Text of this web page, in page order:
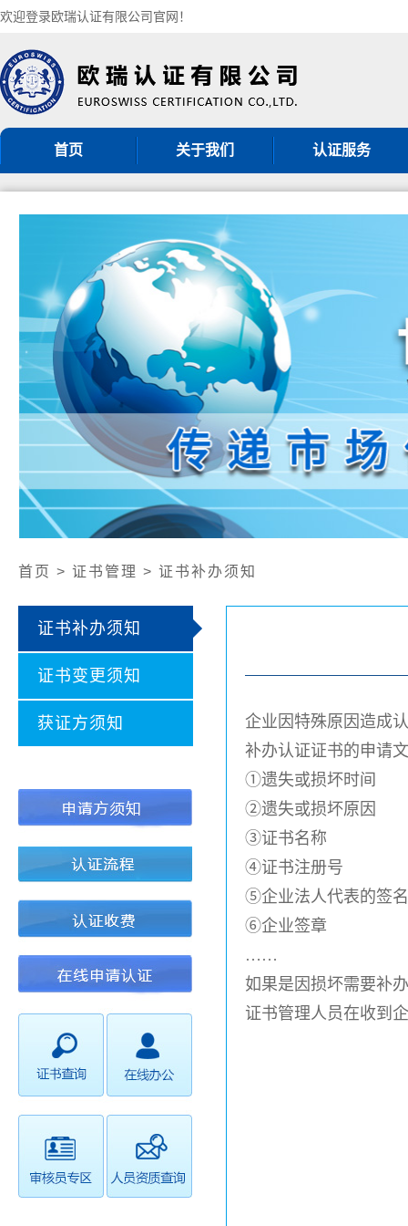
欢迎登录欧瑞认证有限公司官网！
首页 关于我们
机构简介
认证机构批准书
CNAS认可证书
认证服务
ISO9001认证
ISO27001认证
其他管理体系认证
公开文件
认证证书样本
认证业务范围
社会责任报告
首页 > 证书管理 > 证书补办须知
证书补办须知
证书变更须知
获证方须知
企业因特殊原因造成
补办认证证书的申请
①遗失或损坏时间
②遗失或损坏原因
③证书名称
④证书注册号
⑤企业法人代表的签名
⑥企业签章
……
如果是因损坏需要补
证书管理人员在收到